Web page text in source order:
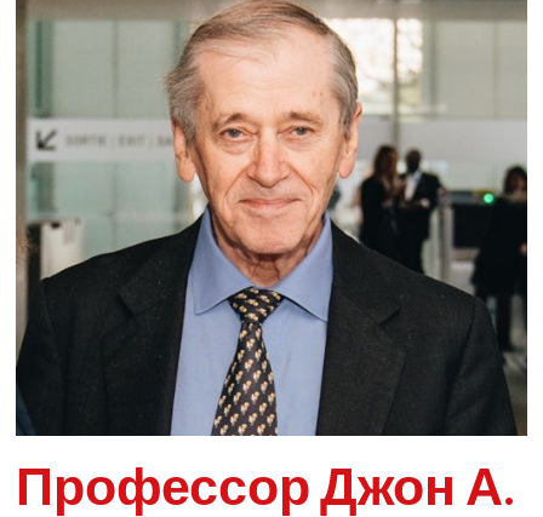
Профессор Джон А.